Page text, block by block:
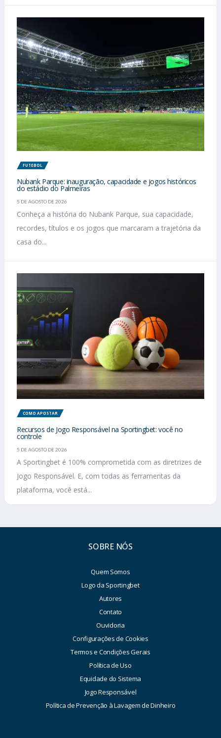
FUTEBOL
Nubank Parque: inauguração, capacidade e jogos históricos
do estádio do Palmeiras
5 DE AGOSTO DE 2026
Conheça a história do Nubank Parque, sua capacidade,
recordes, títulos e os jogos que marcaram a trajetória da
casa do...
COMO APOSTAR
Recursos de Jogo Responsável na Sportingbet: você no
controle
5 DE AGOSTO DE 2026
A Sportingbet é 100% comprometida com as diretrizes de
Jogo Responsável. E, com todas as ferramentas da
plataforma, você está...
SOBRE NÓS
Quem Somos
Logo da Sportingbet
Autores
Contato
Ouvidoria
Configurações de Cookies
Termos e Condições Gerais
Política de Uso
Equidade do Sistema
Jogo Responsável
Política de Prevenção à Lavagem de Dinheiro